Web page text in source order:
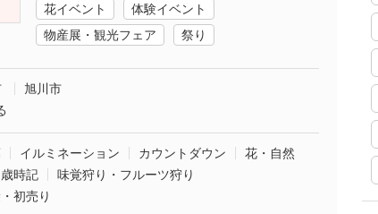
花イベント
体験イベント
物産展・観光フェア
祭り
旭川市
イルミネーション カウントダウン
花・自然
時記
味覚狩り・フルーツ狩り
初売り